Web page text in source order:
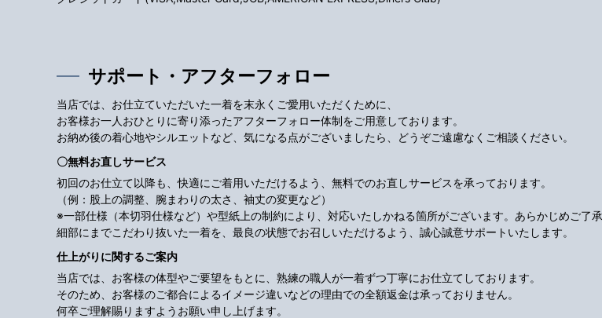
サポート・アフターフォロー
当店では、お仕立ていただいた一着を末永くご愛用いただくために、
お客様お一人おひとりに寄り添ったアフターフォロー体制をご用意しております。
お納め後の着心地やシルエットなど、気になる点がございましたら、どうぞご遠慮なくご相談ください。
〇無料お直しサービス
初回のお仕立て以降も、快適にご着用いただけるよう、無料でのお直しサービスを承っております。
（例：股上の調整、腕まわりの太さ、袖丈の変更など）
※一部仕様（本切羽仕様など）や型紙上の制約により、対応いたしかねる箇所がございます。あらかじめご了
細部にまでこだわり抜いた一着を、最良の状態でお召しいただけるよう、誠心誠意サポートいたします。
仕上がりに関するご案内
当店では、お客様の体型やご要望をもとに、熟練の職人が一着ずつ丁寧にお仕立てしております。
そのため、お客様のご都合によるイメージ違いなどの理由での全額返金は承っておりません。
何卒ご理解賜りますようお願い申し上げます。